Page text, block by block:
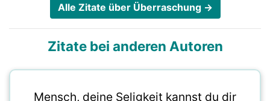
Alle Zitate über Überraschung →
Zitate bei anderen Autoren
Mensch, deine Seligkeit kannst du dir